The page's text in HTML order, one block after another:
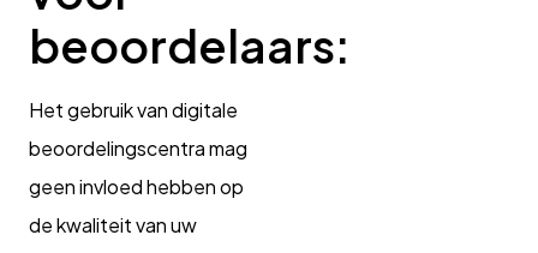
beoordelaars:
Het gebruik van digitale
beoordelingscentra mag
geen invloed hebben op
de kwaliteit van uw